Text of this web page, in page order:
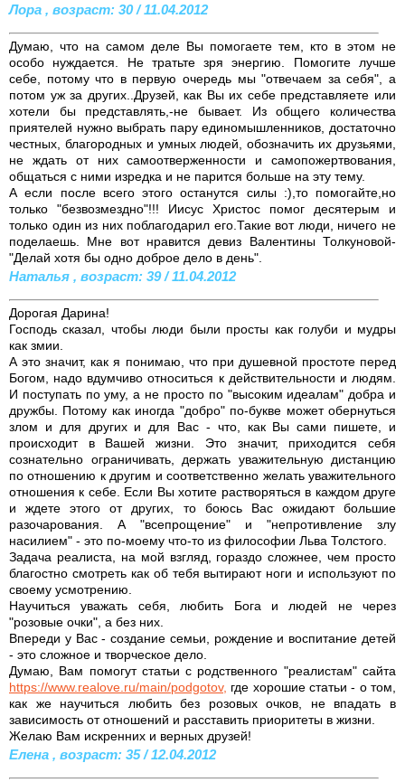
Лора , возраст: 30 / 11.04.2012
Думаю, что на самом деле Вы помогаете тем, кто в этом не
особо нуждается. Не тратьте зря энергию. Помогите лучше
себе, потому что в первую очередь мы "отвечаем за себя", а
потом уж за других..Друзей, как Вы их себе представляете или
хотели бы представлять,-не бывает. Из общего количества
приятелей нужно выбрать пару единомышленников, достаточно
честных, благородных и умных людей, обозначить их друзьями,
не ждать от них самоотверженности и самопожертвования,
общаться с ними изредка и не парится больше на эту тему.
А если после всего этого останутся силы :),то помогайте,но
только "безвозмездно"!!! Иисус Христос помог десятерым и
только один из них поблагодарил его.Такие вот люди, ничего не
поделаешь. Мне вот нравится девиз Валентины Толкуновой-
"Делай хотя бы одно доброе дело в день".
Наталья , возраст: 39 / 11.04.2012
Дорогая Дарина!
Господь сказал, чтобы люди были просты как голуби и мудры
как змии.
А это значит, как я понимаю, что при душевной простоте перед
Богом, надо вдумчиво относиться к действительности и людям.
И поступать по уму, а не просто по "высоким идеалам" добра и
дружбы. Потому как иногда "добро" по-букве может обернуться
злом и для других и для Вас - что, как Вы сами пишете, и
происходит в Вашей жизни. Это значит, приходится себя
сознательно ограничивать, держать уважительную дистанцию
по отношению к другим и соответственно желать уважительного
отношения к себе. Если Вы хотите растворяться в каждом друге
и ждете этого от других, то боюсь Вас ожидают большие
разочарования. А "всепрощение" и "непротивление злу
насилием" - это по-моему что-то из философии Льва Толстого.
Задача реалиста, на мой взгляд, гораздо сложнее, чем просто
благостно смотреть как об тебя вытирают ноги и используют по
своему усмотрению.
Научиться уважать себя, любить Бога и людей не через
"розовые очки", а без них.
Впереди у Вас - создание семьи, рождение и воспитание детей
- это сложное и творческое дело.
Думаю, Вам помогут статьи с родственного "реалистам" сайта
https://www.realove.ru/main/podgotov, где хорошие статьи - о том,
как же научиться любить без розовых очков, не впадать в
зависимость от отношений и расставить приоритеты в жизни.
Желаю Вам искренних и верных друзей!
Елена , возраст: 35 / 12.04.2012